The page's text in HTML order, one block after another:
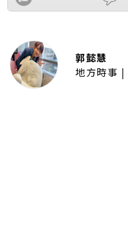
郭懿慧
地方時事 |